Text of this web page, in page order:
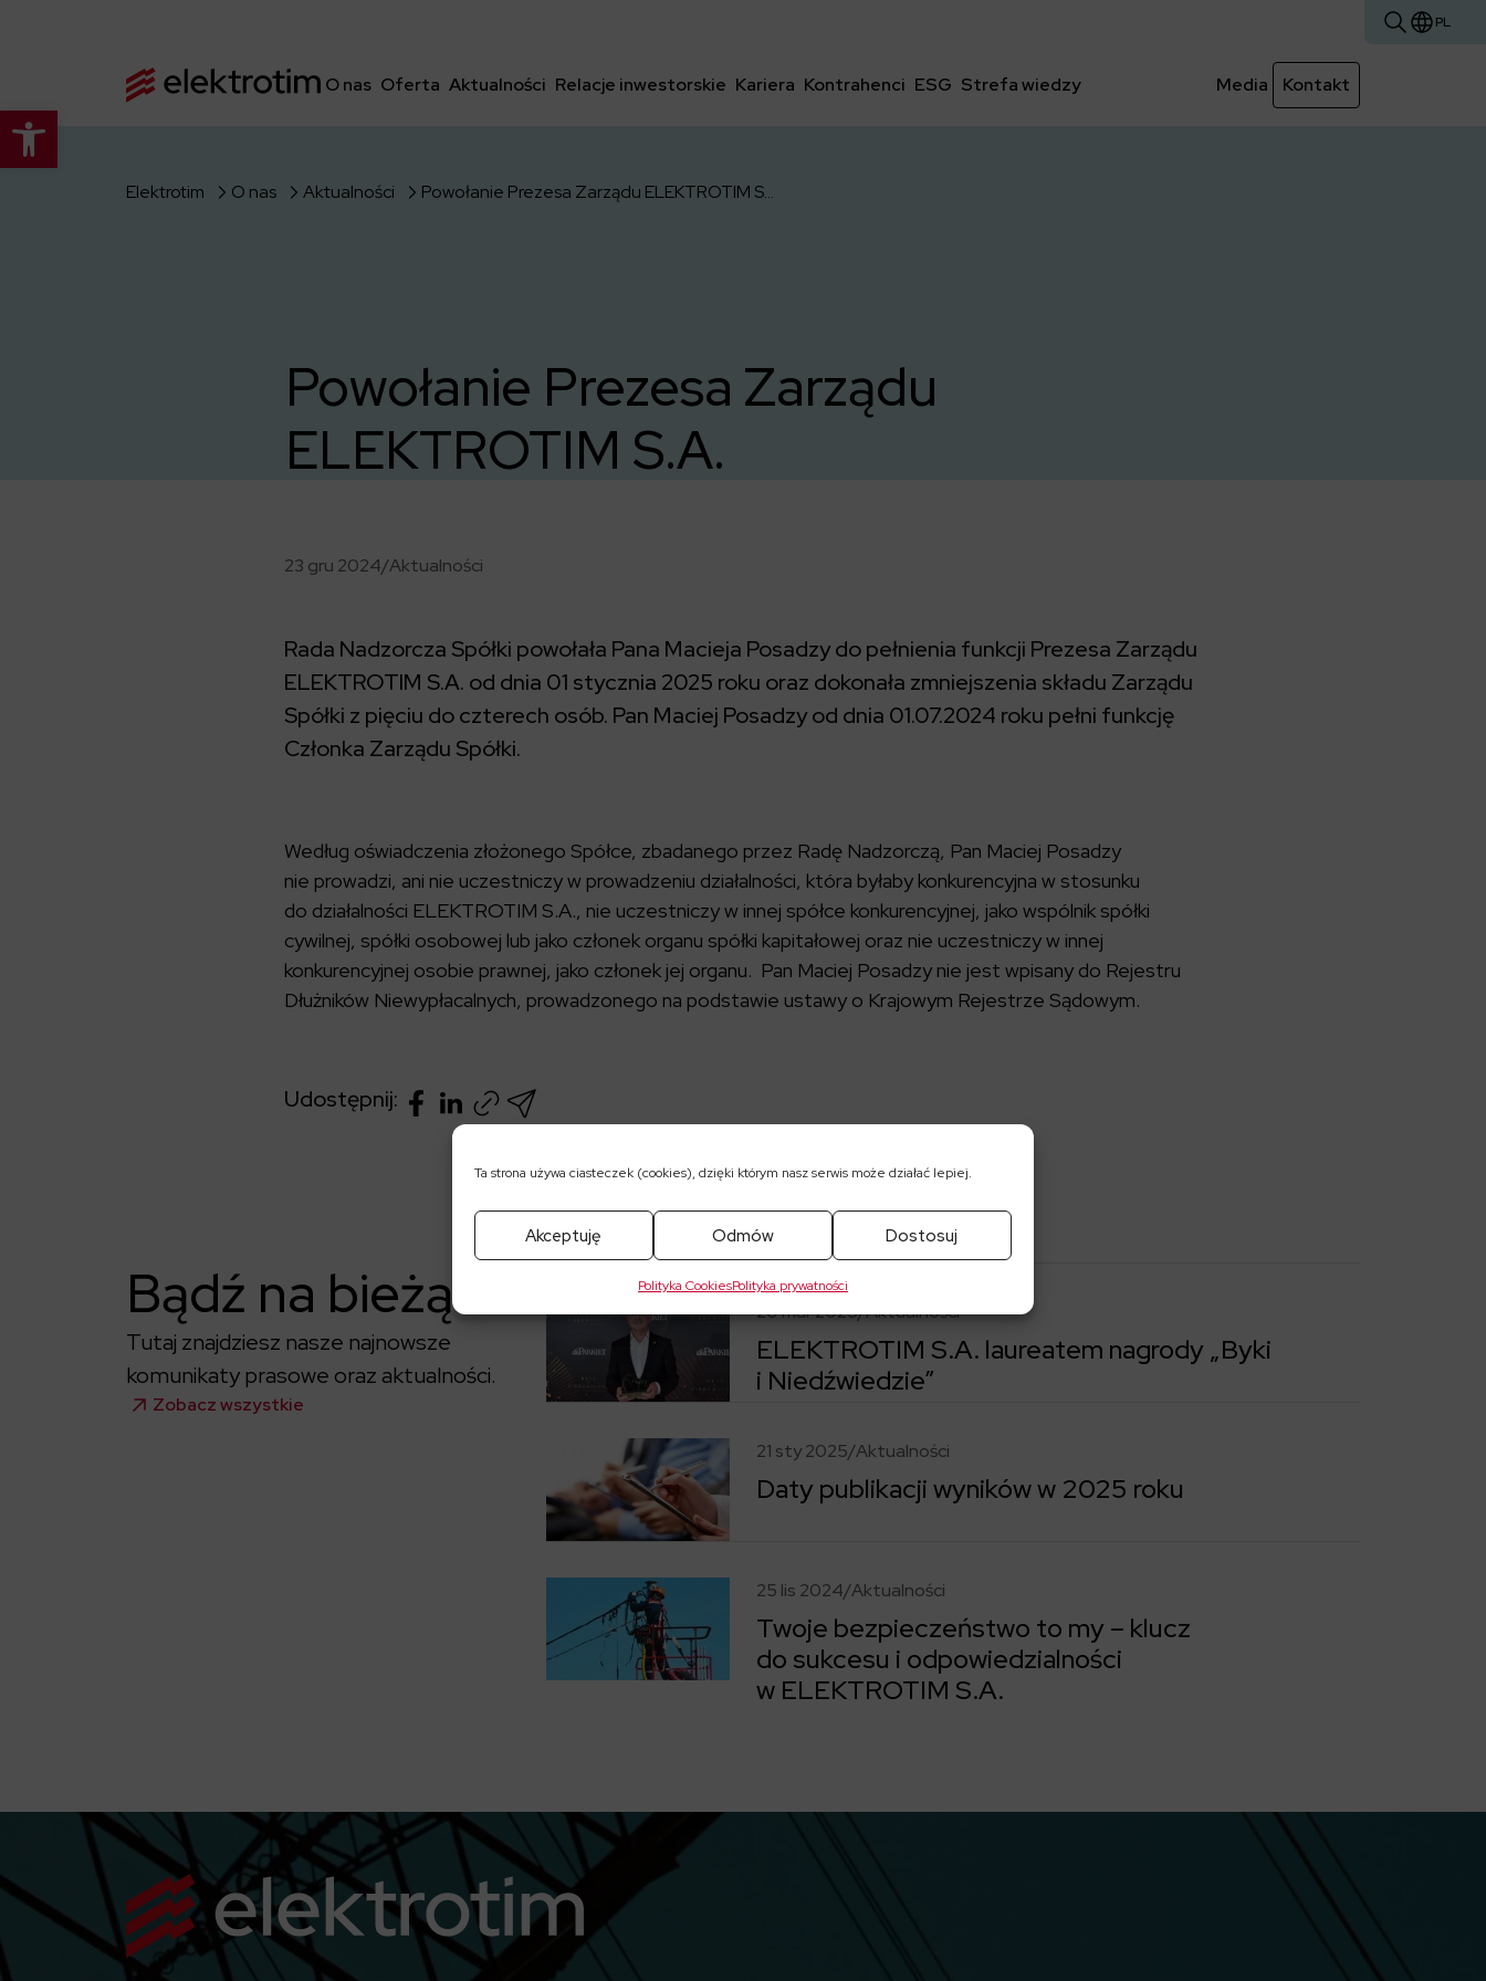
Otwórz pasek narzędzi
Ta strona używa ciasteczek (cookies), dzięki którym nasz serwis może działać lepiej.
Akceptuję Odmów Dostosuj
Polityka CookiesPolityka prywatności
PL
O nas Oferta Aktualności Relacje inwestorskie Kariera Kontrahenci ESG Strefa wiedzy Media Kontakt
Elektrotim O nas Aktualności Powołanie Prezesa Zarządu ELEKTROTIM S.A.
Powołanie Prezesa Zarządu
ELEKTROTIM S.A.
23 gru 2024/Aktualności
Rada Nadzorcza Spółki powołała Pana Macieja Posadzy do pełnienia funkcji Prezesa Zarządu
ELEKTROTIM S.A. od dnia 01 stycznia 2025 roku oraz dokonała zmniejszenia składu Zarządu
Spółki z pięciu do czterech osób. Pan Maciej Posadzy od dnia 01.07.2024 roku pełni funkcję
Członka Zarządu Spółki.
Według oświadczenia złożonego Spółce, zbadanego przez Radę Nadzorczą, Pan Maciej Posadzy
nie prowadzi, ani nie uczestniczy w prowadzeniu działalności, która byłaby konkurencyjna w stosunku
do działalności ELEKTROTIM S.A., nie uczestniczy w innej spółce konkurencyjnej, jako wspólnik spółki
cywilnej, spółki osobowej lub jako członek organu spółki kapitałowej oraz nie uczestniczy w innej
konkurencyjnej osobie prawnej, jako członek jej organu. Pan Maciej Posadzy nie jest wpisany do Rejestru
Dłużników Niewypłacalnych, prowadzonego na podstawie ustawy o Krajowym Rejestrze Sądowym.
Udostępnij:
Bądź na bieżąco
Tutaj znajdziesz nasze najnowsze
komunikaty prasowe oraz aktualności.
Zobacz wszystkie
20 mar 2025/Aktualności
ELEKTROTIM S.A. laureatem nagrody „Byki
i Niedźwiedzie”
21 sty 2025/Aktualności
Daty publikacji wyników w 2025 roku
25 lis 2024/Aktualności
Twoje bezpieczeństwo to my – klucz
do sukcesu i odpowiedzialności
w ELEKTROTIM S.A.